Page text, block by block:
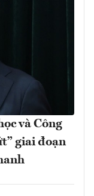
và Công
giai đoạn